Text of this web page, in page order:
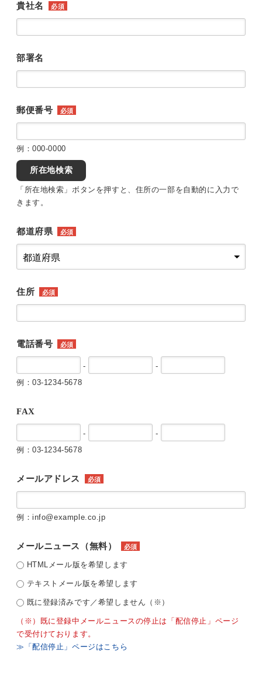
貴社名 必須
部署名
郵便番号 必須
例：000-0000
所在地検索
「所在地検索」ボタンを押すと、住所の一部を自動的に入力で
きます。
都道府県 必須
住所 必須
電話番号 必須
-
-
例：03-1234-5678
FAX
-
-
例：03-1234-5678
メールアドレス 必須
例：info@example.co.jp
メールニュース（無料） 必須
HTMLメール版を希望します
テキストメール版を希望します
既に登録済みです／希望しません（※）
（※）既に登録中メールニュースの停止は「配信停止」ページ
で受付けております。
≫「配信停止」ページはこちら